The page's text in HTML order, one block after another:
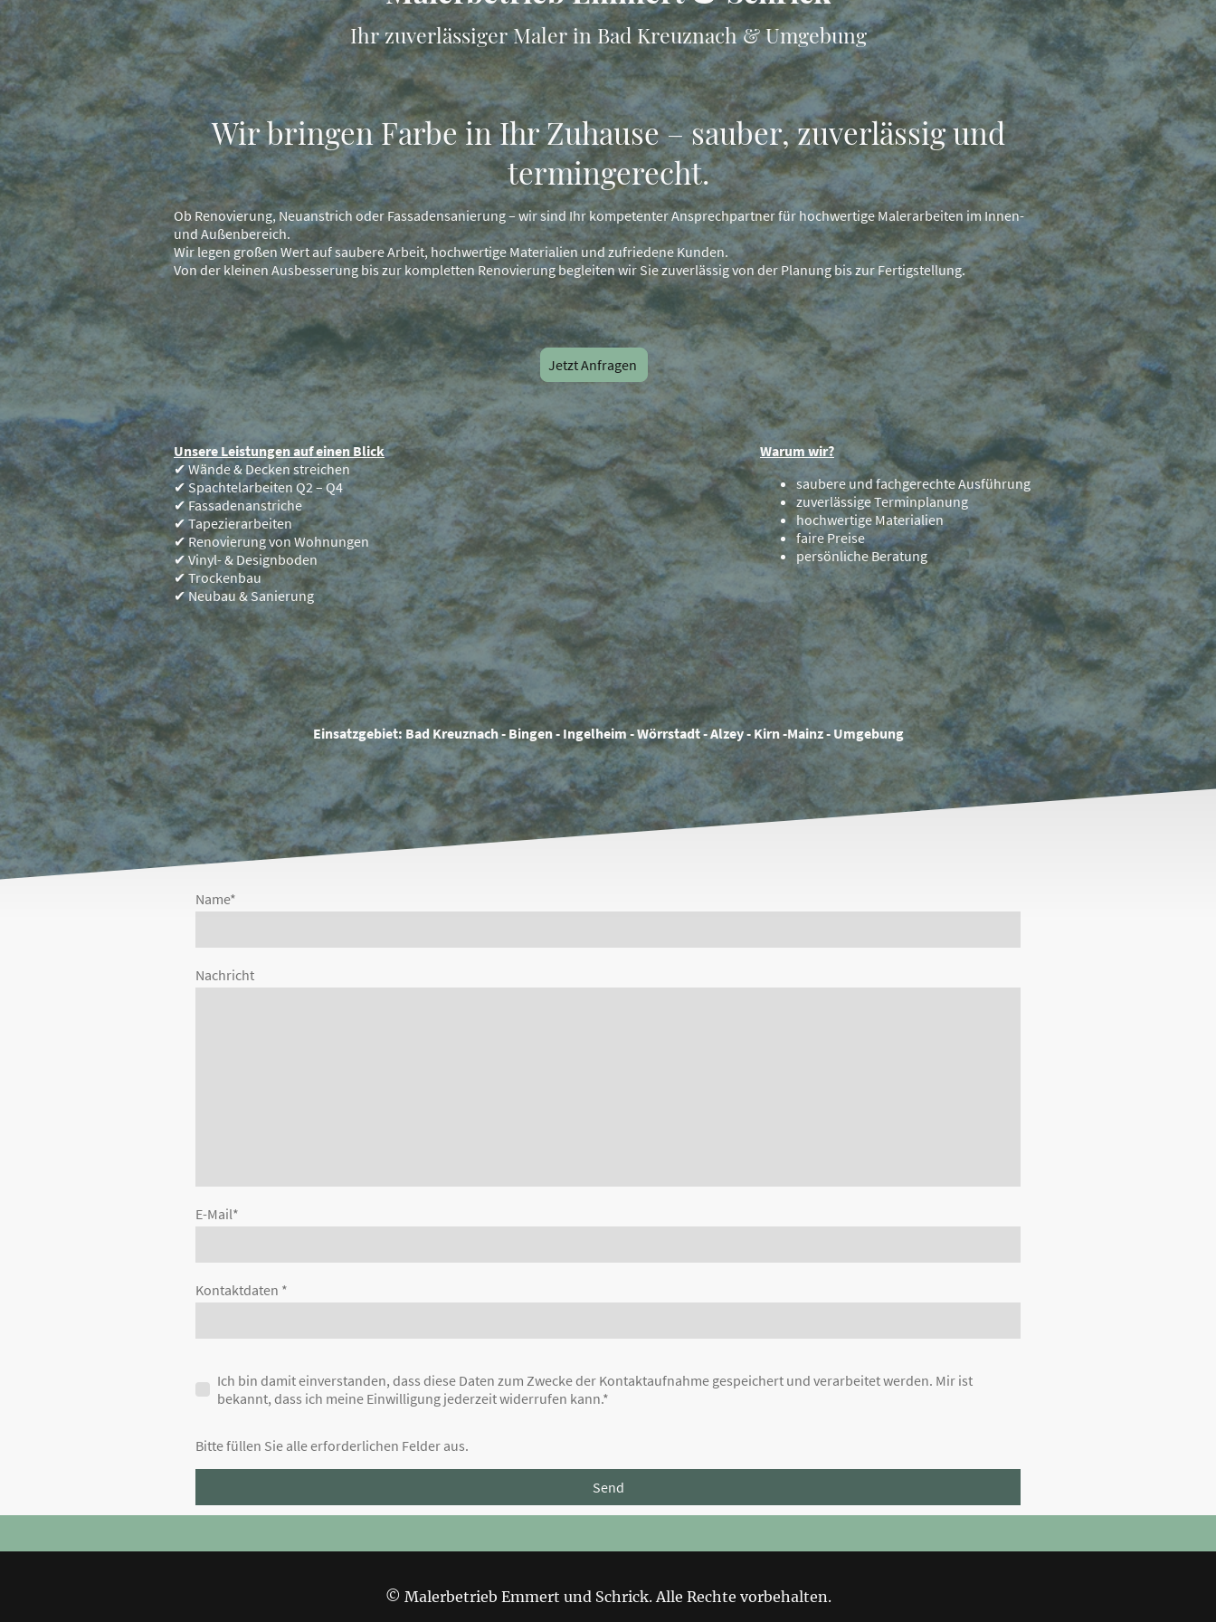
Wir bringen Farbe in Ihr Zuhause – sauber, zuverlässig und
termingerecht.
Ob Renovierung, Neuanstrich oder Fassadensanierung – wir sind Ihr kompetenter Ansprechpartner für hochwertige Malerarbeiten im Innen-
und Außenbereich.
Wir legen großen Wert auf saubere Arbeit, hochwertige Materialien und zufriedene Kunden.
Von der kleinen Ausbesserung bis zur kompletten Renovierung begleiten wir Sie zuverlässig von der Planung bis zur Fertigstellung.
Ihr zuverlässiger Maler in Bad Kreuznach & Umgebung
Jetzt Anfragen
Unsere Leistungen auf einen Blick
✔ Wände & Decken streichen
✔ Spachtelarbeiten Q2 – Q4
✔ Fassadenanstriche
✔ Tapezierarbeiten
✔ Renovierung von Wohnungen
✔ Vinyl- & Designboden
✔ Trockenbau
✔ Neubau & Sanierung
Warum wir?
saubere und fachgerechte Ausführung
zuverlässige Terminplanung
hochwertige Materialien
faire Preise
persönliche Beratung
Einsatzgebiet: Bad Kreuznach - Bingen - Ingelheim - Wörrstadt - Alzey - Kirn -Mainz - Umgebung
Name*
Nachricht
E-Mail*
Kontaktdaten *
Ich bin damit einverstanden, dass diese Daten zum Zwecke der Kontaktaufnahme gespeichert und verarbeitet werden. Mir ist
bekannt, dass ich meine Einwilligung jederzeit widerrufen kann.*
Bitte füllen Sie alle erforderlichen Felder aus.
Send
© Malerbetrieb Emmert und Schrick. Alle Rechte vorbehalten.